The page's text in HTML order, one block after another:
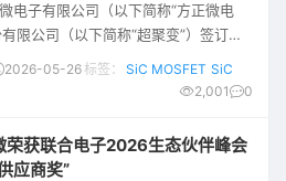
体，规定个人与家庭的年应税毛收入
万欧元；对于有子
电子有限公司（以下简称“方正微电
限公司（以下简称“超聚变”）签订战
部总裁唐启明、算力领域副总裁李卓
理任海、算力事业部电源开发部部长
及数据中心
2026-05-26标签： SiC MOSFET SiC
2,001 0
荣获联合电子2026生态伙伴峰会
应商奖”